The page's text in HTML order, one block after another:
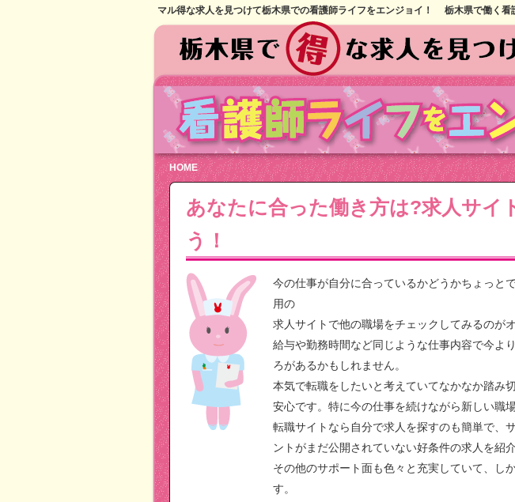
マル得な求人を見つけて栃木県での看護師ライフをエンジョイ！ 栃木県で働く看
HOME
あなたに合った働き方は?求人サイ
う！
今の仕事が自分に合っているかどうかちょっと
用の
求人サイトで他の職場をチェックしてみるのがオ
給与や勤務時間など同じような仕事内容で今よ
ろがあるかもしれません。
本気で転職をしたいと考えていてなかなか踏み
安心です。特に今の仕事を続けながら新しい職
転職サイトなら自分で求人を探すのも簡単で、
ントがまだ公開されていない好条件の求人を紹
その他のサポート面も色々と充実していて、し
す。